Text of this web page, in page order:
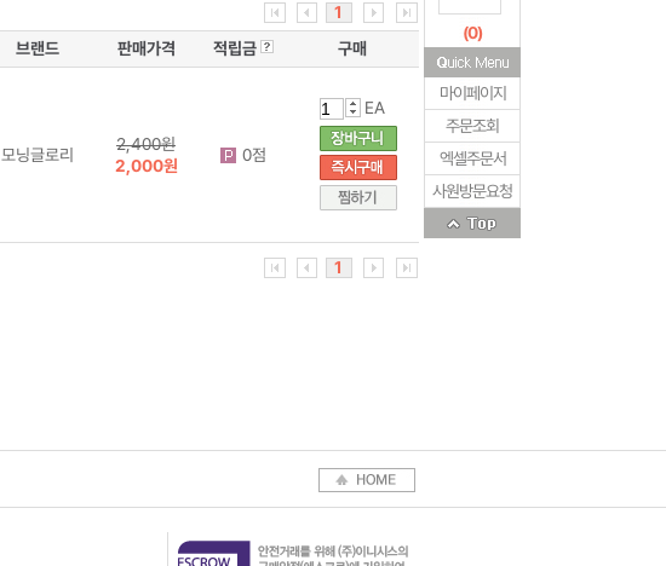
1
브랜드 판매가격 적립금 구매
모닝글로리
2,400원
2,000원
0점
EA
1
(0)
마이페이지
주문조회
엑셀주문서
사원방문요청